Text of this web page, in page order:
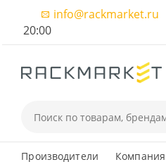
info@rackmarket.ru
20:00
Производители Компания